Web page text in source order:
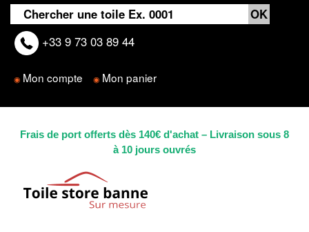
+33 9 73 03 89 44
◉ Mon compte ◉ Mon panier
Frais de port offerts dès 140€ d'achat – Livraison sous 8
à 10 jours ouvrés